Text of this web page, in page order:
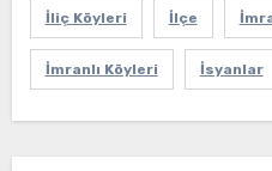
İliç Köyleri İlçe
İmranlı Köyleri İsyanlar